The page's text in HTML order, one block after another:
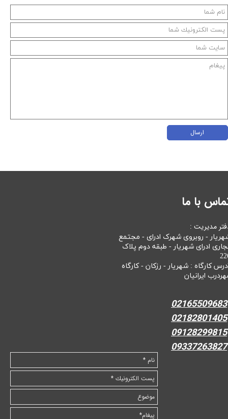
ارسال
با ما
مدیریت :
- روبروی شهرک ادرای - مجتمع
ادرای شهریار - طبقه دوم پلاک
کارگاه : شهریار - رزکان - کارگاه
ایرانیان
02165509683
02182801405
09128299815
09337263827